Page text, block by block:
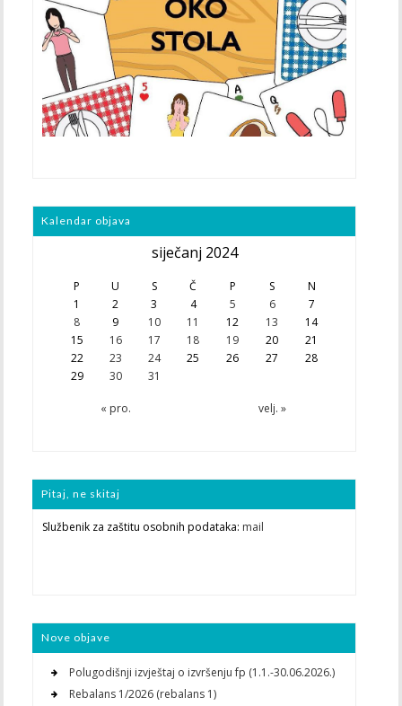
Kalendar objava
siječanj 2024
P U S Č P S N
« pro. velj. »
1 2 3 4 5 6
7
8
9 10 11 12 13
14
15
16 17 18 19 20
21
22
23 24 25 26 27
28
29
30 31
Pitaj, ne skitaj
Službenik za zaštitu osobnih podataka: mail
Nove objave
Polugodišnji izvještaj o izvršenju fp (1.1.-30.06.2026.)
Rebalans 1/2026 (rebalans 1)